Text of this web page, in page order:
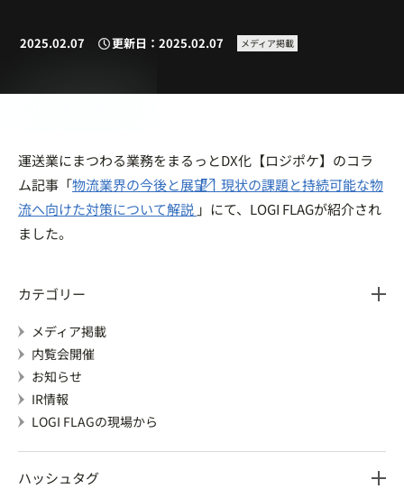
2025.02.07 更新日：2025.02.07 メディア掲載
運送業にまつわる業務をまるっとDX化【ロジポケ】のコラ
ム記事「物流業界の今後と展望！現状の課題と持続可能な物
流へ向けた対策について解説 」にて、LOGI FLAGが紹介され
ました。
カテゴリー
メディア掲載
内覧会開催
お知らせ
IR情報
LOGI FLAGの現場から
ハッシュタグ